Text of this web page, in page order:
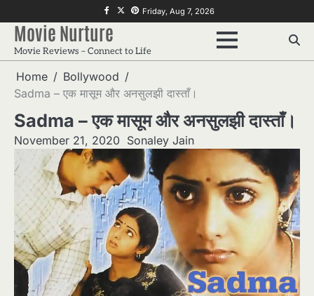
to
content
f twitterpinterest
Friday, Aug 7, 2026
Movie Nurture
Movie Reviews – Connect to Life
Home
Bollywood
Sadma – एक मासूम और अनसुलझी दास्ताँ।
Sadma – एक मासूम और अनसुलझी दास्ताँ।
November 21, 2020 Sonaley Jain